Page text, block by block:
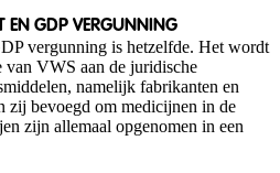
EN GDP VERGUNNING
vergunning is hetzelfde. Het wordt
van VWS aan de juridische
namelijk fabrikanten en
zij bevoegd om medicijnen in de
zijn allemaal opgenomen in een